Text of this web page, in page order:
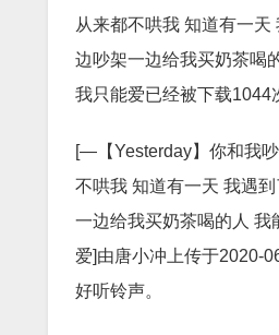
从来都不哄我 知道有一天
边吵架一边给我买奶茶喝
我只能爱已经被下载1044
[—【Yesterday】你和我
不哄我 知道有一天 我遇
一边给我买奶茶喝的人 我
爱]由唐小冲上传于2020-
好听铃声。